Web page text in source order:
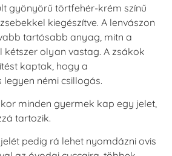
gyönyörű törtfehér-krém színű
kiegészítve. A lenvászon
tartósabb anyag, mitn a
kétszer olyan vastag. A zsákok
kaptak, hogy a
némi csillogás.
minden gyermek kap egy jelet,
tartozik.
pedig rá lehet nyomdázni ovis